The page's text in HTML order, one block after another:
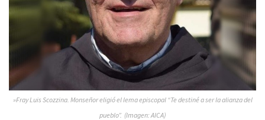
»Fray Luis Scozzina. Monseñor eligió el lema episcopal “Te destiné a ser la alianza del
pueblo”. (Imagen: AICA)